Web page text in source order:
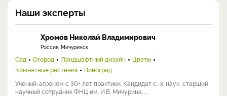
Наши эксперты
Хромов Николай Владимирович
Россия, Мичуринск
Сад Огород Ландшафтный дизайн
Цветы
Комнатные растения
Виноград
Ученый-агроном с 30+ лет практики. Кандидат с.-х. наук, старший
научный сотрудник ФНЦ им. И.В. Мичурина, ...